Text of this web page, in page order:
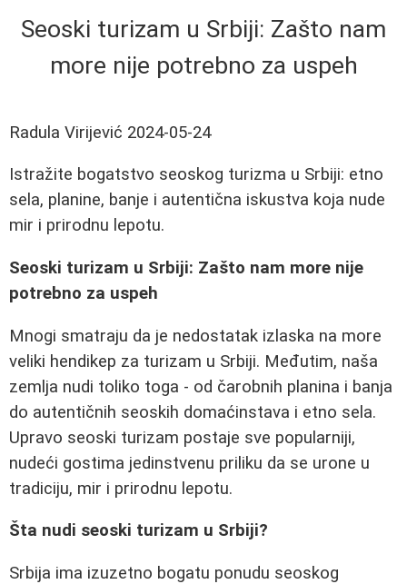
Seoski turizam u Srbiji: Zašto nam
more nije potrebno za uspeh
Radula Virijević 2024-05-24
Istražite bogatstvo seoskog turizma u Srbiji: etno
sela, planine, banje i autentična iskustva koja nude
mir i prirodnu lepotu.
Seoski turizam u Srbiji: Zašto nam more nije
potrebno za uspeh
Mnogi smatraju da je nedostatak izlaska na more
veliki hendikep za turizam u Srbiji. Međutim, naša
zemlja nudi toliko toga - od čarobnih planina i banja
do autentičnih seoskih domaćinstava i etno sela.
Upravo seoski turizam postaje sve popularniji,
nudeći gostima jedinstvenu priliku da se urone u
tradiciju, mir i prirodnu lepotu.
Šta nudi seoski turizam u Srbiji?
Srbija ima izuzetno bogatu ponudu seoskog